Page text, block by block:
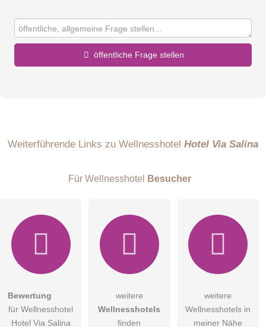
öffentliche Frage stellen
E-Mail-Adresse (wird nicht veröffentlicht)
Hiermit akzeptiere ich dieAGB
Weiterführende Links zu Wellnesshotel Hotel Via Salina
Für Wellnesshotel Besucher
Bewertung
für Wellnesshotel
Hotel Via Salina
weitere
Wellnesshotels
finden
weitere
Wellnesshotels in
meiner Nähe